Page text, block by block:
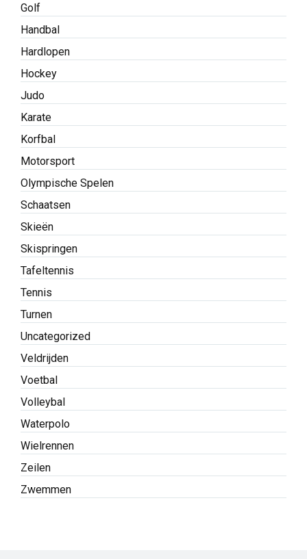
Golf
Handbal
Hardlopen
Hockey
Judo
Karate
Korfbal
Motorsport
Olympische Spelen
Schaatsen
Skieën
Skispringen
Tafeltennis
Tennis
Turnen
Uncategorized
Veldrijden
Voetbal
Volleybal
Waterpolo
Wielrennen
Zeilen
Zwemmen